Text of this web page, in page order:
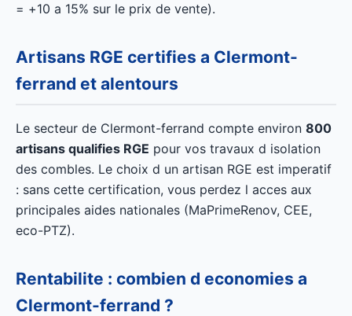
= +10 a 15% sur le prix de vente).
Artisans RGE certifies a Clermont-
ferrand et alentours
Le secteur de Clermont-ferrand compte environ 800
artisans qualifies RGE pour vos travaux d isolation
des combles. Le choix d un artisan RGE est imperatif
: sans cette certification, vous perdez l acces aux
principales aides nationales (MaPrimeRenov, CEE,
eco-PTZ).
Rentabilite : combien d economies a
Clermont-ferrand ?